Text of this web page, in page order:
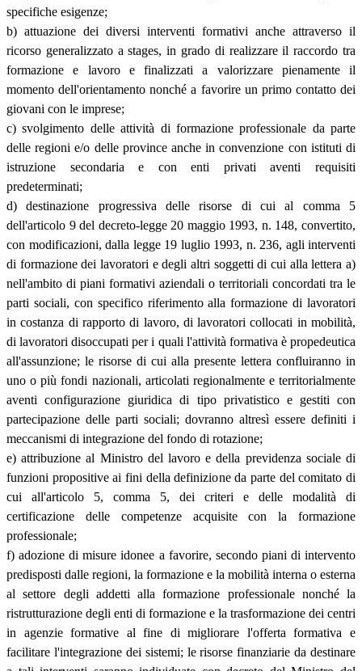
specifiche esigenze;
b) attuazione dei diversi interventi formativi anche attraverso il
ricorso generalizzato a stages, in grado di realizzare il raccordo tra
formazione e lavoro e finalizzati a valorizzare pienamente il
momento dell'orientamento nonché a favorire un primo contatto dei
giovani con le imprese;
c) svolgimento delle attività di formazione professionale da parte
delle regioni e/o delle province anche in convenzione con istituti di
istruzione secondaria e con enti privati aventi requisiti
predeterminati;
d) destinazione progressiva delle risorse di cui al comma 5
dell'articolo 9 del decreto-legge 20 maggio 1993, n. 148, convertito,
con modificazioni, dalla legge 19 luglio 1993, n. 236, agli interventi
di formazione dei lavoratori e degli altri soggetti di cui alla lettera a)
nell'ambito di piani formativi aziendali o territoriali concordati tra le
parti sociali, con specifico riferimento alla formazione di lavoratori
in costanza di rapporto di lavoro, di lavoratori collocati in mobilità,
di lavoratori disoccupati per i quali l'attività formativa è propedeutica
all'assunzione; le risorse di cui alla presente lettera confluiranno in
uno o più fondi nazionali, articolati regionalmente e territorialmente
aventi configurazione giuridica di tipo privatistico e gestiti con
partecipazione delle parti sociali; dovranno altresì essere definiti i
meccanismi di integrazione del fondo di rotazione;
e) attribuzione al Ministro del lavoro e della previdenza sociale di
funzioni propositive ai fini della definizione da parte del comitato di
cui all'articolo 5, comma 5, dei criteri e delle modalità di
certificazione delle competenze acquisite con la formazione
professionale;
f) adozione di misure idonee a favorire, secondo piani di intervento
predisposti dalle regioni, la formazione e la mobilità interna o esterna
al settore degli addetti alla formazione professionale nonché la
ristrutturazione degli enti di formazione e la trasformazione dei centri
in agenzie formative al fine di migliorare l'offerta formativa e
facilitare l'integrazione dei sistemi; le risorse finanziarie da destinare